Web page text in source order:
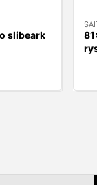
slibeark